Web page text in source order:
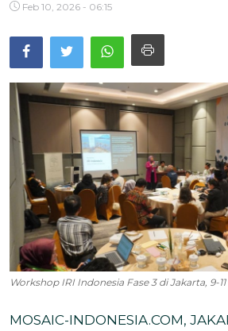
Sorotan Berita
Bahasa
Feb 10, 2026 - 06:15
Workshop IRI Indonesia Fase 3 di Jakarta, 9-
MOSAIC-INDONESIA.COM,